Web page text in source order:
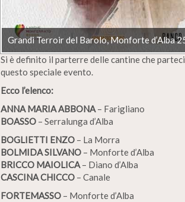
Grandi Terroir del Barolo, Monforte d’Alba
Si è definito il parterre delle cantine che
questo speciale evento.
Ecco l’elenco:
ANNA MARIA ABBONA– Farigliano
BOASSO – Serralunga d’Alba
BOGLIETTI ENZO – La Morra
BOLMIDA SILVANO – Monforte d’Alba
BRICCO MAIOLICA– Diano d’Alba
CASCINA CHICCO – Canale
FORTEMASSO – Monforte d’Alba